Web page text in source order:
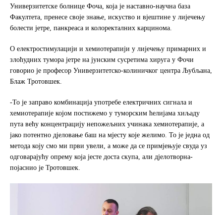
Универзитетске болнице Фоча, која је наставно-научна база
Факултета, пренесе своје знање, искуство и вјештине у лијечењу
болести јетре, панкреаса и колоректалних карцинома.
О електростимулацији и хемиотерапији у лијечењу примарних и
злоћудних тумора јетре на јунским сусретима хируга у Фочи
говорио је професор Универзитетско-колиничког центра Љубљана,
Блаж Тротовшек.
-То је заправо комбинација употребе електричних сигнала и
хемиотерапије којом постижемо у туморским ћелијама хиљаду
пута већу концентрацију непожељних учинака хемиотерапије, а
јако потентно дјеловање баш на мјесту које желимо. То је једна од
метода коју смо ми први увели, а може да се примјењује свуда уз
одговарајућу опрему која јесте доста скупа, али дјелотворна-
појаснио је Тротовшек.